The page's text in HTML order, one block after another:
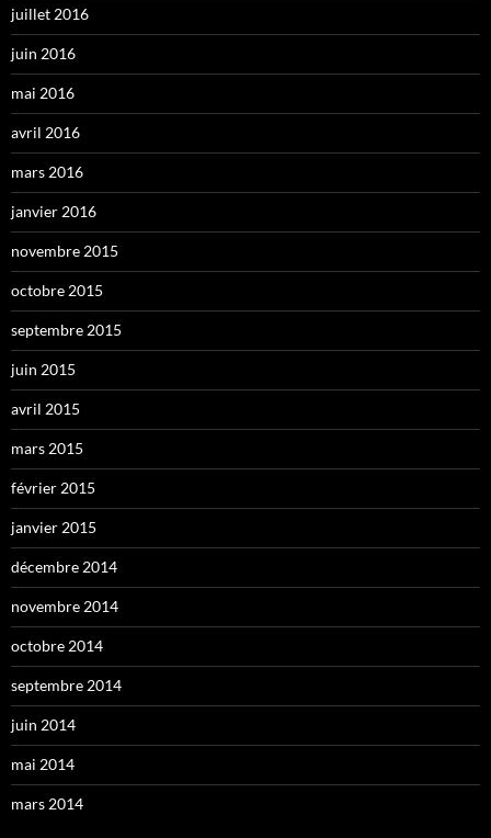
juillet 2016
juin 2016
mai 2016
avril 2016
mars 2016
janvier 2016
novembre 2015
octobre 2015
septembre 2015
juin 2015
avril 2015
mars 2015
février 2015
janvier 2015
décembre 2014
novembre 2014
octobre 2014
septembre 2014
juin 2014
mai 2014
mars 2014